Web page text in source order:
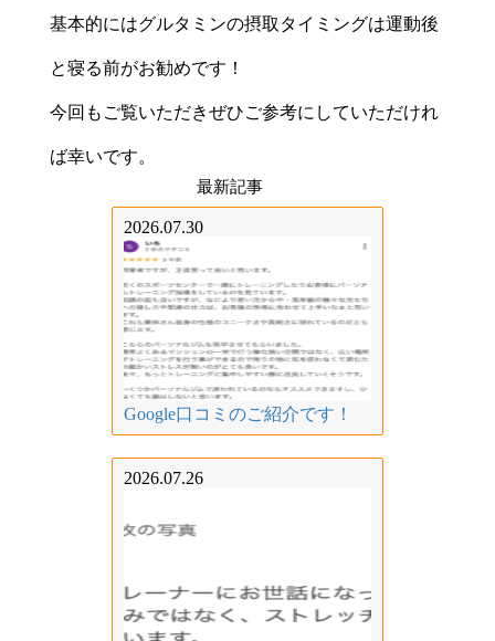
基本的にはグルタミンの摂取タイミングは運動後
と寝る前がお勧めです！
今回もご覧いただきぜひご参考にしていただけれ
ば幸いです。
最新記事
2026.07.30
Google口コミのご紹介です！
2026.07.26